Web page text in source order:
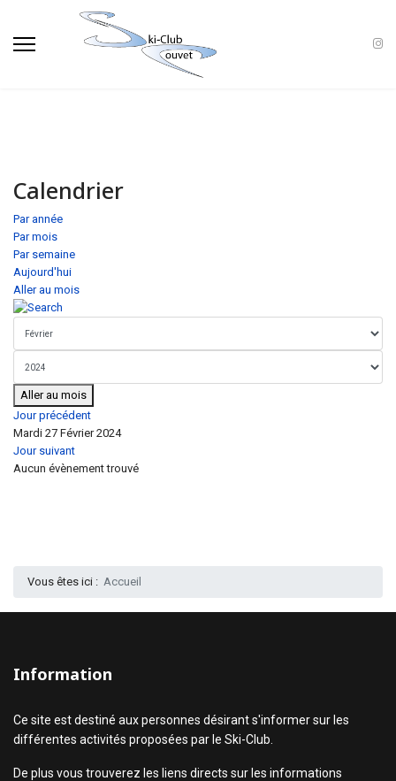
Calendrier
Par année
Par mois
Par semaine
Aujourd'hui
Aller au mois
Aller au mois
Jour précédent
Mardi 27 Février 2024
Jour suivant
Aucun évènement trouvé
Vous êtes ici : Accueil
Information
Ce site est destiné aux personnes désirant s'informer sur les
différentes activités proposées par le Ski-Club.
De plus vous trouverez les liens directs sur les informations